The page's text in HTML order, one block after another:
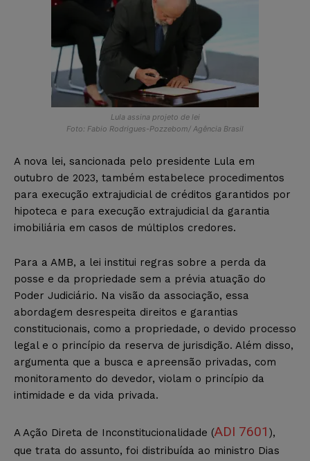
Lula assina projeto de lei
Foto: Fabio Rodrigues-Pozzebom/ Agência Brasil
A nova lei, sancionada pelo presidente Lula em
outubro de 2023, também estabelece procedimentos
para execução extrajudicial de créditos garantidos por
hipoteca e para execução extrajudicial da garantia
imobiliária em casos de múltiplos credores.
Para a AMB, a lei institui regras sobre a perda da
posse e da propriedade sem a prévia atuação do
Poder Judiciário. Na visão da associação, essa
abordagem desrespeita direitos e garantias
constitucionais, como a propriedade, o devido processo
legal e o princípio da reserva de jurisdição. Além disso,
argumenta que a busca e apreensão privadas, com
monitoramento do devedor, violam o princípio da
intimidade e da vida privada.
A Ação Direta de Inconstitucionalidade (ADI 7601 ),
que trata do assunto, foi distribuída ao ministro Dias